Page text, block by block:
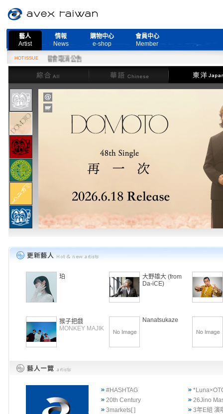
藝人
Artist
情報
News
購物中心
e-shop
會員中心
Member
HOTISSUE
演唱會取消公告
綜合
華語 東洋
珀
大野雄大 (from
Da-iCE)
猴子把戲
MONKEY MAJIK
Nanatsukaze
#HASHTAG
20th Century
26Jino
3markets[ ]
3年E組 演